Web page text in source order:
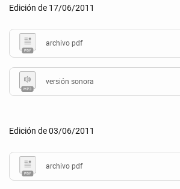
Edición de 17/06/2011
archivo pdf
versión sonora
Edición de 03/06/2011
archivo pdf